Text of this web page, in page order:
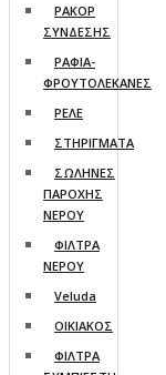
ΡΑΚΟΡ
ΣΥΝΔΕΣΗΣ
ΡΑΦΙΑ-
ΦΡΟΥΤΟΛΕΚΑΝΕΣ
ΡΕΛΕ
ΣΤΗΡΙΓΜΑΤΑ
ΣΩΛΗΝΕΣ
ΠΑΡΟΧΗΣ
ΝΕΡΟΥ
ΦΙΛΤΡΑ
ΝΕΡΟΥ
Veluda
ΟΙΚΙΑΚΟΣ
ΦΙΛΤΡΑ